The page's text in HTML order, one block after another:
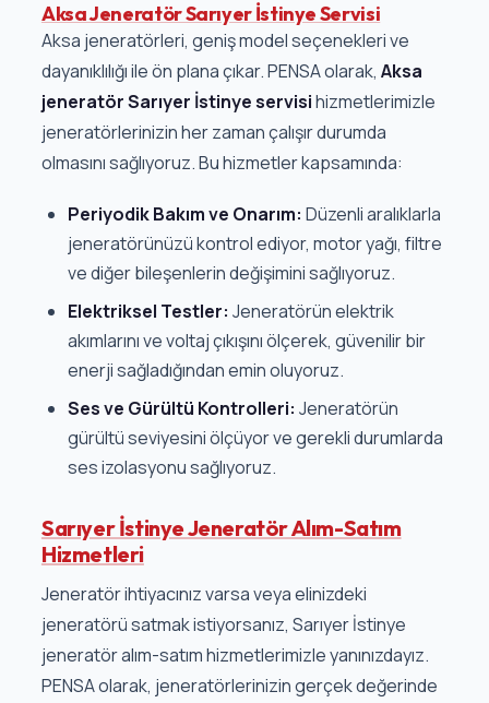
Aksa Jeneratör Sarıyer İstinye Servisi
Aksa jeneratörleri, geniş model seçenekleri ve
dayanıklılığı ile ön plana çıkar. PENSA olarak, Aksa
jeneratör Sarıyer İstinye servisihizmetlerimizle
jeneratörlerinizin her zaman çalışır durumda
olmasını sağlıyoruz. Bu hizmetler kapsamında:
Periyodik Bakım ve Onarım: Düzenli aralıklarla
jeneratörünüzü kontrol ediyor, motor yağı, filtre
ve diğer bileşenlerin değişimini sağlıyoruz.
Elektriksel Testler: Jeneratörün elektrik
akımlarını ve voltaj çıkışını ölçerek, güvenilir bir
enerji sağladığından emin oluyoruz.
Ses ve Gürültü Kontrolleri: Jeneratörün
gürültü seviyesini ölçüyor ve gerekli durumlarda
ses izolasyonu sağlıyoruz.
Sarıyer İstinye Jeneratör Alım-Satım
Hizmetleri
Jeneratör ihtiyacınız varsa veya elinizdeki
jeneratörü satmak istiyorsanız, Sarıyer İstinye
jeneratör alım-satım hizmetlerimizle yanınızdayız.
PENSA olarak, jeneratörlerinizin gerçek değerinde